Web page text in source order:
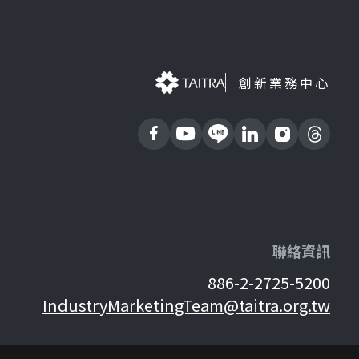
創新業務中心
聯絡資訊
886-2-2725-5200
IndustryMarketingTeam@taitra.org.tw